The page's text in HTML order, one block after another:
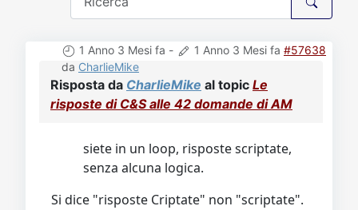
1 Anno 3 Mesi fa - 1 Anno 3 Mesi fa #57638
da CharlieMike
Risposta da CharlieMike al topic Le
risposte di C&S alle 42 domande di AM
siete in un loop, risposte scriptate,
senza alcuna logica.
Si dice "risposte Criptate" non "scriptate".